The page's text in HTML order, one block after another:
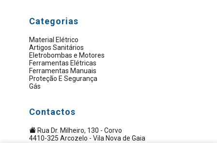
Categorias
Material Elétrico
Artigos Sanitários
Eletrobombas e Motores
Ferramentas Elétricas
Ferramentas Manuais
Proteção E Segurança
Gás
Contactos
Rua Dr. Milheiro, 130 - Corvo
4410-325 Arcozelo - Vila Nova de Gaia